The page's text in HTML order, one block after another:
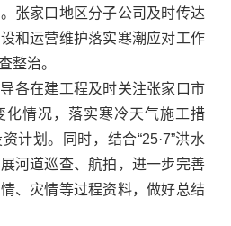
张家口地区分子公司及时传达
和运营维护落实寒潮应对工作
整治。
各在建工程及时关注张家口市
化情况，落实寒冷天气施工措
计划。同时，结合“25·7”洪水
河道巡查、航拍，进一步完善
、灾情等过程资料，做好总结